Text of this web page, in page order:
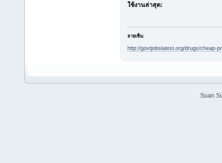
ใช้งานล่าสุด:
ลายเซ็น:
http://govtjobslatest.org/drugs/cheap-
Suan